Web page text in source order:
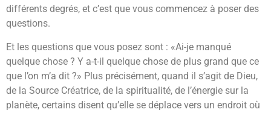
différents degrés, et c’est que vous commencez à poser des
questions.
Et les questions que vous posez sont : «Ai-je manqué
quelque chose ? Y a-t-il quelque chose de plus grand que ce
que l’on m’a dit ?» Plus précisément, quand il s’agit de Dieu,
de la Source Créatrice, de la spiritualité, de l’énergie sur la
planète, certains disent qu’elle se déplace vers un endroit où